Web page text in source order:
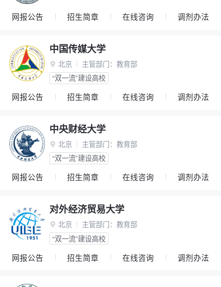
网报公告 招生简章 在线咨询 调剂办法
中国传媒大学
 北京 主管部门： 教育部
“双一流”建设高校
网报公告 招生简章 在线咨询 调剂办法
中央财经大学
 北京 主管部门： 教育部
“双一流”建设高校
网报公告 招生简章 在线咨询 调剂办法
对外经济贸易大学
 北京 主管部门： 教育部
“双一流”建设高校
网报公告 招生简章 在线咨询 调剂办法